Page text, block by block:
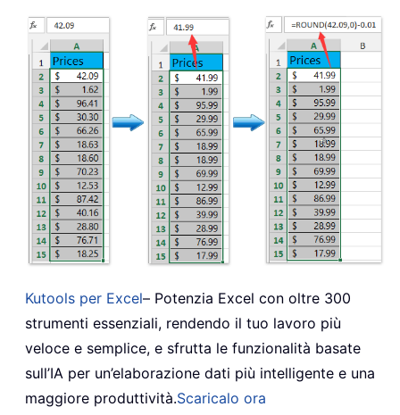
Kutools per Excel– Potenzia Excel con oltre 300
strumenti essenziali, rendendo il tuo lavoro più
veloce e semplice, e sfrutta le funzionalità basate
sull’IA per un’elaborazione dati più intelligente e una
maggiore produttività.Scaricalo ora